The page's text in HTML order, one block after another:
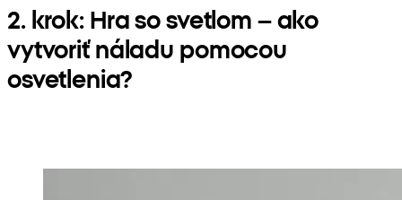
2. krok: Hra so svetlom – ako
vytvoriť náladu pomocou
osvetlenia?